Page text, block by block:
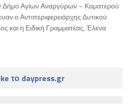
Δήμο Αγίων Αναργύρων – Καματερού
ο Αντιπεριφερειάρχης Δυτικού
και η Ειδική Γραμματέας, Έλενα
το daypress.gr